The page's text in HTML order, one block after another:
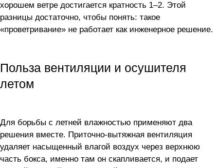
хорошем ветре достигается кратность 1–2. Этой
разницы достаточно, чтобы понять: такое
«проветривание» не работает как инженерное решение.
Польза вентиляции и осушителя
летом
Для борьбы с летней влажностью применяют два
решения вместе. Приточно-вытяжная вентиляция
удаляет насыщенный влагой воздух через верхнюю
часть бокса, именно там он скапливается, и подает